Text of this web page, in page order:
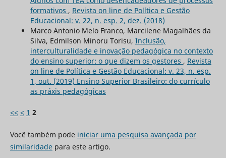
formativos , Revista on line de Política e Gestão
Educacional: v. 22, n. esp. 2, dez. (2018)
Marco Antonio Melo Franco, Marcilene Magalhães da
Silva, Edmilson Minoru Torisu, Inclusão,
interculturalidade e inovação pedagógica no contexto
do ensino superior: o que dizem os gestores , Revista
on line de Política e Gestão Educacional: v. 23, n. esp.
1, out. (2019) Ensino Superior Brasileiro: do currículo
as práxis pedagógicas
<< < 1 2
Você também pode iniciar uma pesquisa avançada por
similaridadepara este artigo.